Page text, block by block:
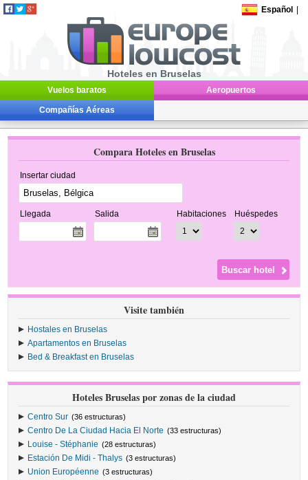
Español
Hoteles en Bruselas
Vuelos baratos Aeropuertos
Compañías Aéreas
Compara Hoteles en Bruselas
Insertar ciudad
Llegada Salida Habitaciones Huéspedes
Visite también
Hostales en Bruselas
Apartamentos en Bruselas
Bed & Breakfast en Bruselas
Hoteles Bruselas por zonas de la ciudad
Centro Sur (36 estructuras)
Centro De La Ciudad Hacia El Norte (33 estructuras)
Louise - Stéphanie (28 estructuras)
Estación De Midi - Thalys (3 estructuras)
Union Européenne (3 estructuras)